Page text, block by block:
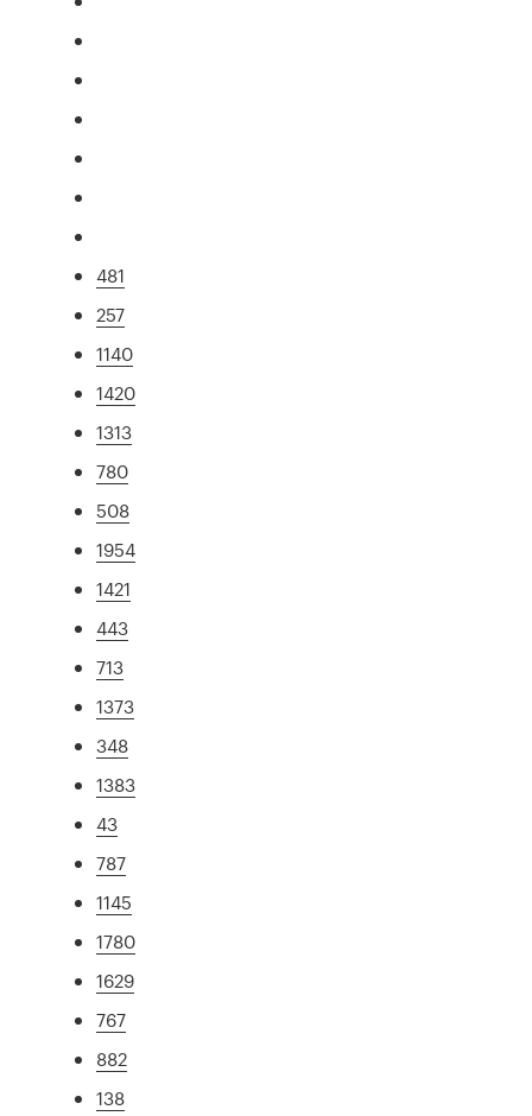
481
257
1140
1420
1313
780
508
1954
1421
443
713
1373
348
1383
43
787
1145
1780
1629
767
882
138